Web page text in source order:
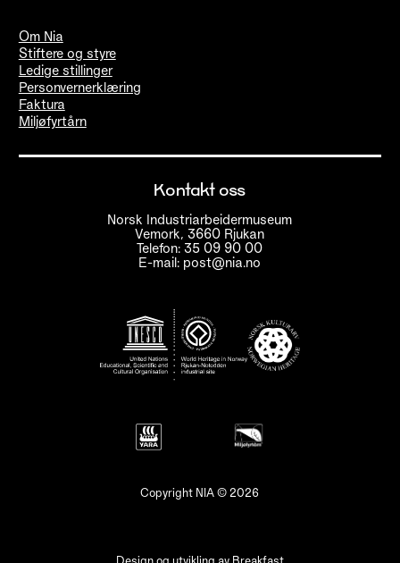
Om Nia
Stiftere og styre
Ledige stillinger
Personvernerklæring
Faktura
Miljøfyrtårn
Kontakt oss
Norsk Industriarbeidermuseum
Vemork, 3660 Rjukan
Telefon: 35 09 90 00
E-mail: post@nia.no
Copyright NIA © 2026